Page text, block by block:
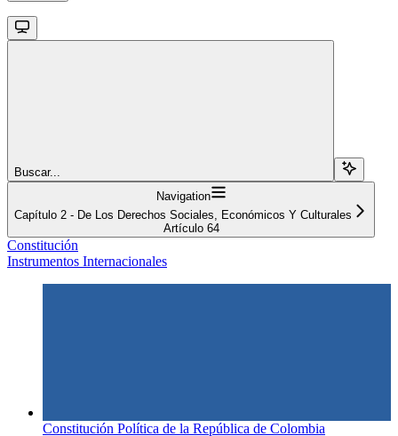
Buscar...
Navigation
Capítulo 2 - De Los Derechos Sociales, Económicos Y Culturales
Artículo 64
Constitución
Instrumentos Internacionales
Constitución Política de la República de Colombia